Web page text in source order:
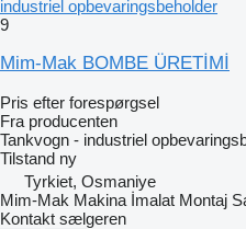
industriel opbevaringsbeholder
9
Mim-Mak BOMBE ÜRETİMİ
Pris efter forespørgsel
Fra producenten
Tankvogn - industriel
Tilstand ny
Tyrkiet, Osmaniye
Mim-Mak Makina İmalat Montaj
Kontakt sælgeren